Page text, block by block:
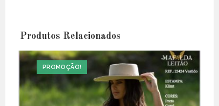
Produtos Relacionados
PROMOÇÃO!